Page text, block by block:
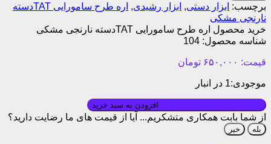
برچسب: ابزار دستی, ابزار رشیدی,
اره طرح سامورایی TATدسته
نارنجی مشکی
خرید محصول اره طرح سامورایی TATدسته نارنجی مشکی
شناسه محصول: 104
قیمت: ۶۵۰,۰۰۰ تومان
موجودی:1 در انبار
از شما بابت همکاری متشکریم... آیا از قیمت های ما رضایت دارید؟
بله خیر